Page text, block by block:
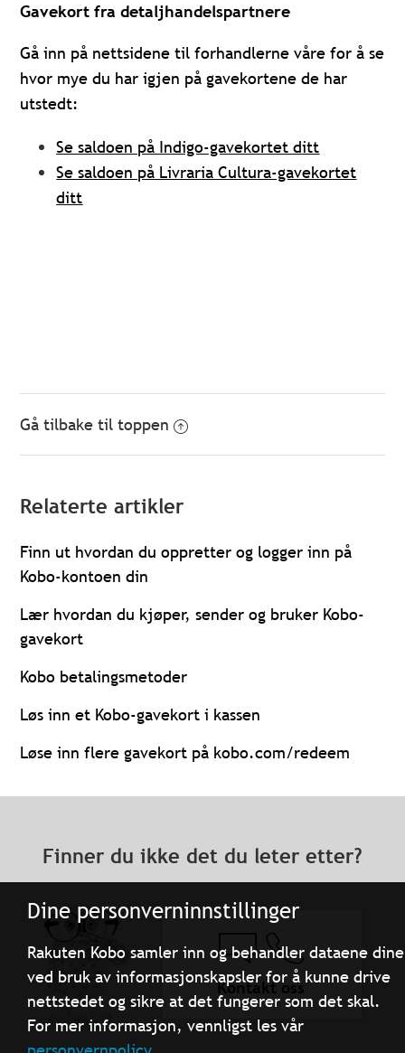
Dine personverninnstillinger
Rakuten Kobo samler inn og behandler dataene dine
ved bruk av informasjonskapsler for å kunne drive
nettstedet og sikre at det fungerer som det skal.
For mer informasjon, vennligst les vår
Gavekort fra detaljhandelspartnere
Gå inn på nettsidene til forhandlerne våre for å se
hvor mye du har igjen på gavekortene de har
utstedt:
Se saldoen på Indigo-gavekortet ditt
Se saldoen på Livraria Cultura-gavekortet
ditt
Gå tilbake til toppen
Relaterte artikler
Finn ut hvordan du oppretter og logger inn på
Kobo-kontoen din
Lær hvordan du kjøper, sender og bruker Kobo-
gavekort
Kobo betalingsmetoder
Løs inn et Kobo-gavekort i kassen
Løse inn flere gavekort på kobo.com/redeem
Finner du ikke det du leter etter?
Kontakt oss